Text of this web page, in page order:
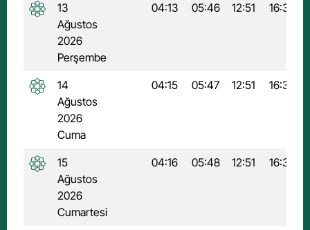
13
Ağustos
2026
Perşembe
04:13 05:46 12:51 16:38
14
Ağustos
2026
Cuma
04:15 05:47 12:51 16:38
15
Ağustos
2026
Cumartesi
04:16 05:48 12:51 16:37